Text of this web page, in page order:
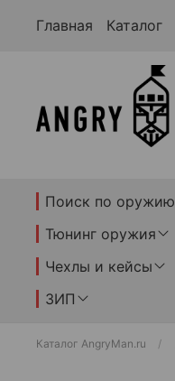
Главная Каталог
Поиск по оружию
Тюнинг оружия
Чехлы и кейсы
ЗИП
Каталог AngryMan.ru